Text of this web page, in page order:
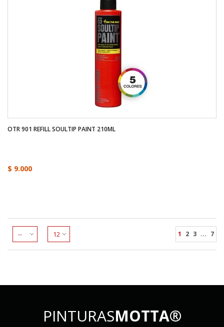
OTR 901 REFILL SOULTIP PAINT 210ML
$ 9.000
1 2 3 ... 7
PINTURASMOTTA®